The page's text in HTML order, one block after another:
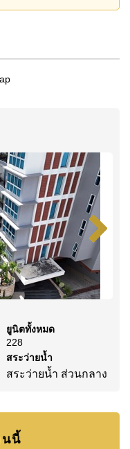
วในราคา ฿ 17,000
ทร +6638411250
และ LINE:
ยูนิตทั้งหมด
228
สระว่ายน้ำ
สระว่ายน้ำ ส่วนกลาง
นี้